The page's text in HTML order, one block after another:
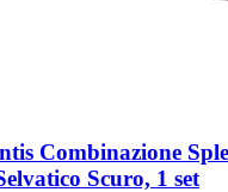
Combinazione
Scuro, 1 set